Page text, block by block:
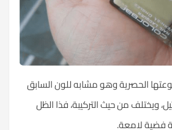
الحصرية وهو مشابه للون السابق
ويختلف من حيث التركيبة، فذا الظل
فضية لامعة.